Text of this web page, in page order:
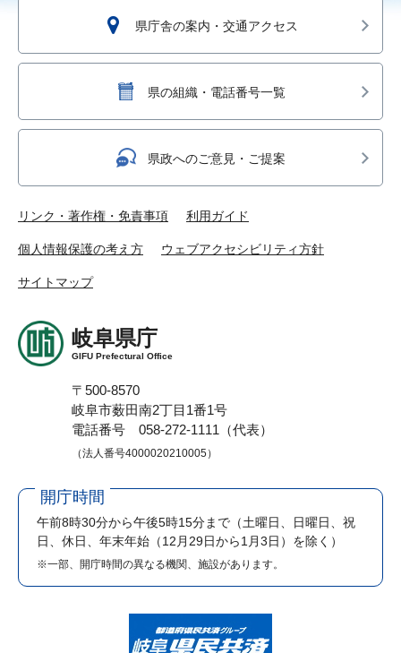
県庁舎の案内・交通アクセス
県の組織・電話番号一覧
県政へのご意見・ご提案
リンク・著作権・免責事項 利用ガイド
個人情報保護の考え方 ウェブアクセシビリティ方針
サイトマップ
岐阜県庁
GIFU Prefectural Office
〒500-8570
岐阜市薮田南2丁目1番1号
電話番号 058-272-1111（代表）
（法人番号4000020210005）
開庁時間
午前8時30分から午後5時15分まで （土曜日、日曜日、祝
日、休日、年末年始（12月29日から1月3日）を除く）
※一部、開庁時間の異なる機関、施設があります。